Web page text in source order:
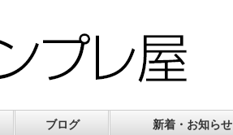
ブログ 新着・お知らせ